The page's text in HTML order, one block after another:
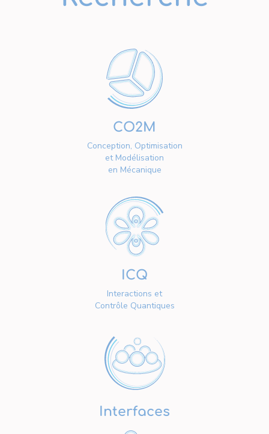
CO2M
Conception, Optimisation
et Modélisation
en Mécanique
ICQ
Interactions et
Contrôle Quantiques
Interfaces